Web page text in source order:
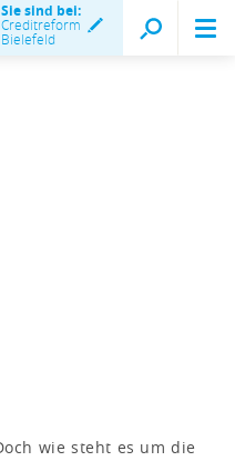
Sie sind bei:
Creditreform
Bielefeld
wie steht es um die